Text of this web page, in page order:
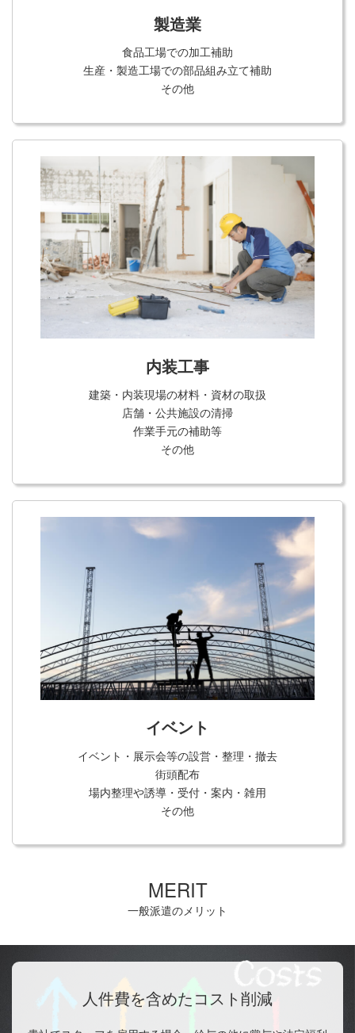
製造業
食品工場での加工補助
生産・製造工場での部品組み立て補助
その他
内装工事
建築・内装現場の材料・資材の取扱
店舗・公共施設の清掃
作業手元の補助等
その他
イベント
イベント・展示会等の設営・整理・撤去
街頭配布
場内整理や誘導・受付・案内・雑用
その他
MERIT
一般派遣のメリット
人件費を含めたコスト削減